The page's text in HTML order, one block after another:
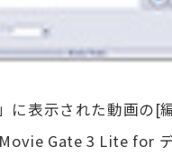
に表示された動画の[
Gate 3 Lite for